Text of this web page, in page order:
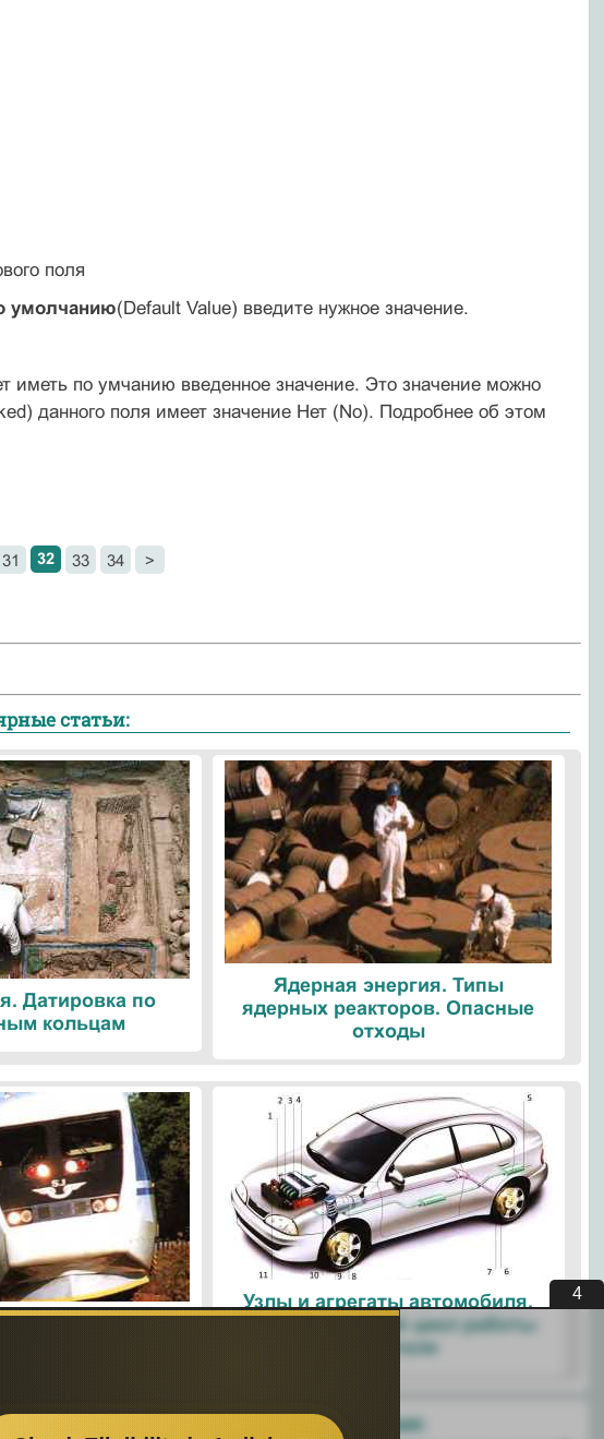
поля
умолчанию(Default Value) введите нужное значение.
иметь по умчанию введенное значение. Это значение можно
данного поля имеет значение Нет (No). Подробнее об этом
31 32 33 34 >
статьи:
Датировка по
кольцам
Ядерная энергия. Типы
ядерных реакторов. Опасные
отходы
Узлы и агрегаты автомобиля.
Четырехтактный цикл работы
двигателя
Поделитесь с друзьями:
3